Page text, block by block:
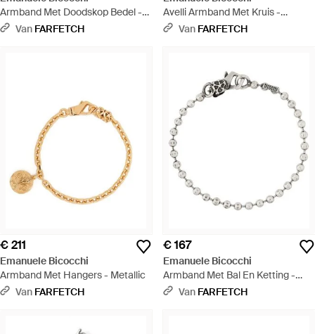
Armband Met Doodskop Bedel -
Metallic
Van FARFETCH
Avelli Armband Met Kruis -
Metallic
Van FARFETCH
€ 211
Emanuele Bicocchi
Armband Met Hangers - Metallic
Van FARFETCH
€ 167
Emanuele Bicocchi
Armband Met Bal En Ketting -
Metallic
Van FARFETCH